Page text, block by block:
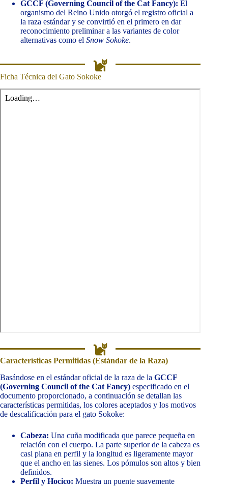
GCCF (Governing Council of the Cat Fancy): El
organismo del Reino Unido otorgó el registro oficial a
la raza estándar y se convirtió en el primero en dar
reconocimiento preliminar a las variantes de color
alternativas como el Snow Sokoke.
Ficha Técnica del Gato Sokoke
Características Permitidas (Estándar de la Raza)
Basándose en el estándar oficial de la raza de la GCCF
(Governing Council of the Cat Fancy) especificado en el
documento proporcionado, a continuación se detallan las
características permitidas, los colores aceptados y los motivos
de descalificación para el gato Sokoke:
Cabeza: Una cuña modificada que parece pequeña en
relación con el cuerpo. La parte superior de la cabeza es
casi plana en perfil y la longitud es ligeramente mayor
que el ancho en las sienes. Los pómulos son altos y bien
definidos.
Perfil y Hocico: Muestra un puente suavemente